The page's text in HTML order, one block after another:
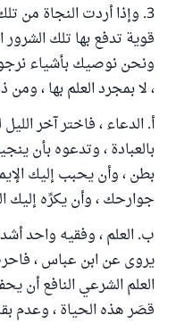
3. وإذا أردت النجاة من
قوية تدفع بها تلك
ونحن نوصيك بأشياء
، لا بمجرد العلم بها ، ومن
أ. الدعاء ، فاختر آخر
بالعبادة ، وتدعوه بأن
بطن ، وأن يحبب إليك
جوارحك ، وأن يكرِّه إليك
ب. العلم ، وفقيه واحد
يروى عن ابن عباس ،
العلم الشرعي النافع أن
قصَر هذه الحياة ، وعدم